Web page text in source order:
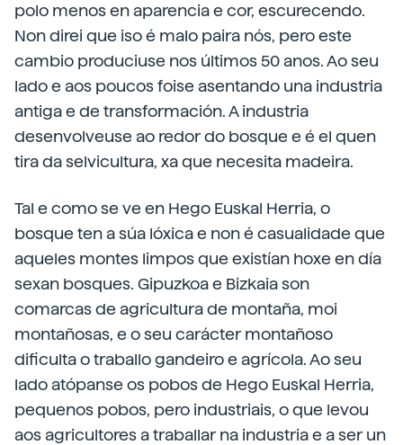
polo menos en aparencia e cor, escurecendo.
Non direi que iso é malo paira nós, pero este
cambio produciuse nos últimos 50 anos. Ao seu
lado e aos poucos foise asentando una industria
antiga e de transformación. A industria
desenvolveuse ao redor do bosque e é el quen
tira da selvicultura, xa que necesita madeira.
Tal e como se ve en Hego Euskal Herria, o
bosque ten a súa lóxica e non é casualidade que
aqueles montes limpos que existían hoxe en día
sexan bosques. Gipuzkoa e Bizkaia son
comarcas de agricultura de montaña, moi
montañosas, e o seu carácter montañoso
dificulta o traballo gandeiro e agrícola. Ao seu
lado atópanse os pobos de Hego Euskal Herria,
pequenos pobos, pero industriais, o que levou
aos agricultores a traballar na industria e a ser un